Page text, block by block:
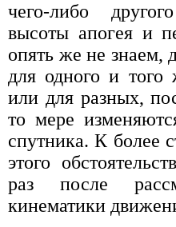
чего-либо
высоты апогея и
опять же не знаем,
для одного и
или для разных,
то мере
спутника. К более
этого
раз после
кинематики